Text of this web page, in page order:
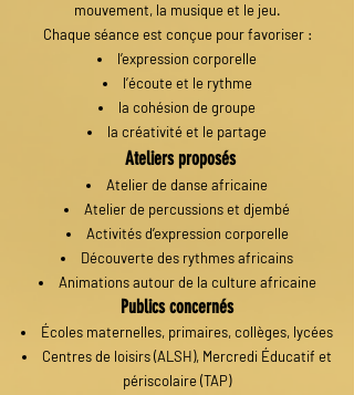
mouvement, la musique et le jeu.
Chaque séance est conçue pour favoriser :
l’expression corporelle
l’écoute et le rythme
la cohésion de groupe
la créativité et le partage
Ateliers proposés
Atelier de danse africaine
Atelier de percussions et djembé
Activités d’expression corporelle
Découverte des rythmes africains
Animations autour de la culture africaine
Publics concernés
Écoles maternelles, primaires, collèges, lycées
Centres de loisirs (ALSH), Mercredi Éducatif et
périscolaire (TAP)